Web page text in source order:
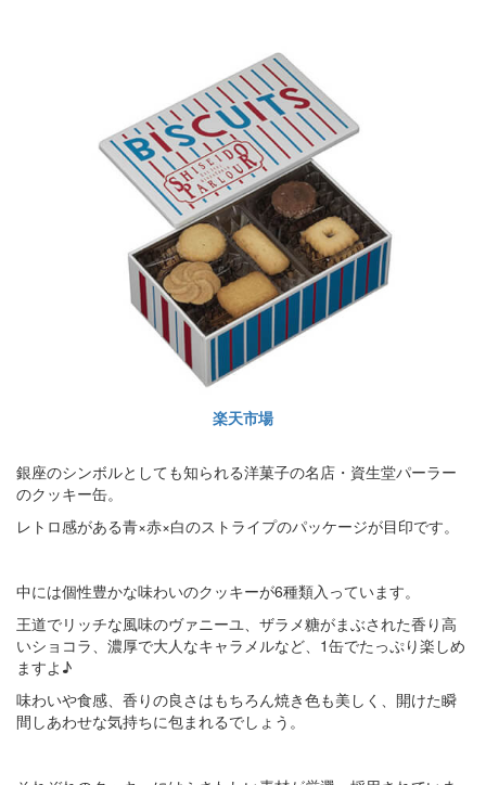
楽天市場
銀座のシンボルとしても知られる洋菓子の名店・資生堂パーラー
のクッキー缶。
レトロ感がある青×赤×白のストライプのパッケージが目印です。
中には個性豊かな味わいのクッキーが6種類入っています。
王道でリッチな風味のヴァニーユ、ザラメ糖がまぶされた香り高
いショコラ、濃厚で大人なキャラメルなど、1缶でたっぷり楽しめ
ますよ♪
味わいや食感、香りの良さはもちろん焼き色も美しく、開けた瞬
間しあわせな気持ちに包まれるでしょう。